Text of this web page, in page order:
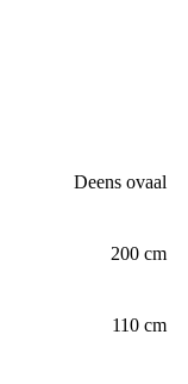
Deens ovaal
200 cm
110 cm